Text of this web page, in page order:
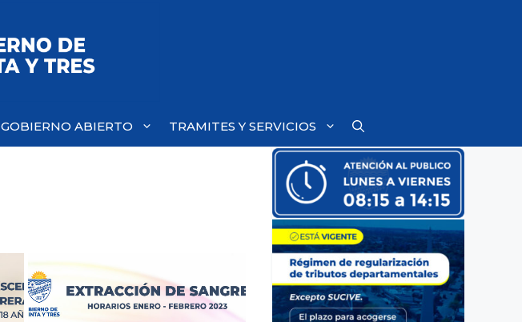
GOBIERNO ABIERTO TRAMITES Y SERVICIOS